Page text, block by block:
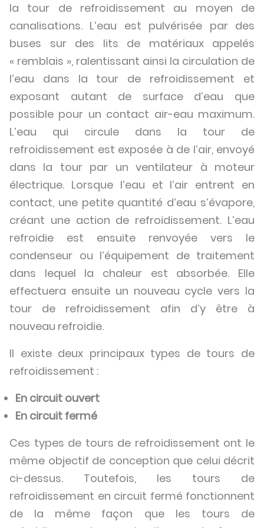
la tour de refroidissement au moyen de
canalisations. L’eau est pulvérisée par des
buses sur des lits de matériaux appelés
« remblais », ralentissant ainsi la circulation de
l’eau dans la tour de refroidissement et
exposant autant de surface d’eau que
possible pour un contact air-eau maximum.
L’eau qui circule dans la tour de
refroidissement est exposée à de l’air, envoyé
dans la tour par un ventilateur à moteur
électrique. Lorsque l’eau et l’air entrent en
contact, une petite quantité d’eau s’évapore,
créant une action de refroidissement. L’eau
refroidie est ensuite renvoyée vers le
condenseur ou l’équipement de traitement
dans lequel la chaleur est absorbée. Elle
effectuera ensuite un nouveau cycle vers la
tour de refroidissement afin d’y être à
nouveau refroidie.
Il existe deux principaux types de tours de
refroidissement :
En circuit ouvert
En circuit fermé
Ces types de tours de refroidissement ont le
même objectif de conception que celui décrit
ci-dessus. Toutefois, les tours de
refroidissement en circuit fermé fonctionnent
de la même façon que les tours de